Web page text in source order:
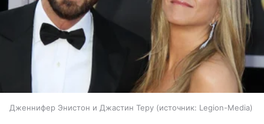
Дженнифер Энистон и Джастин Теру источник: Legion-Media